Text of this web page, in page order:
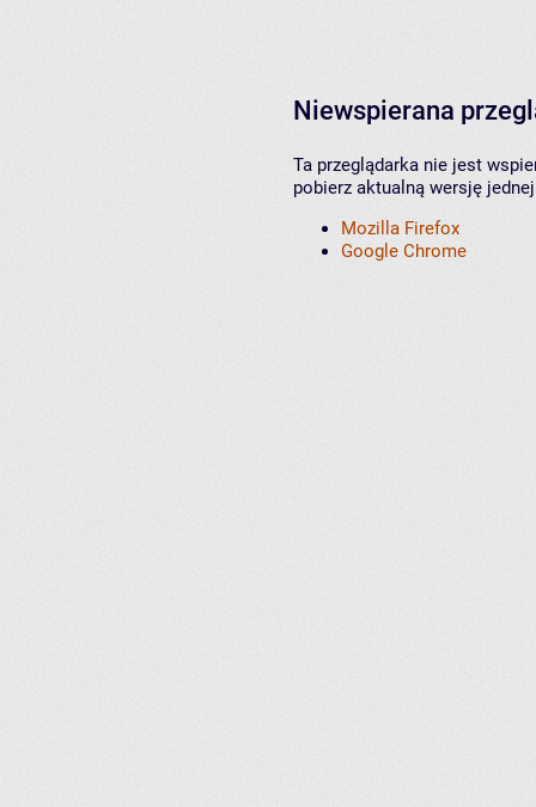
Niewspierana
Ta przeglądarka nie jest
pobierz aktualną wersję
Mozilla Firefox
Google Chrome